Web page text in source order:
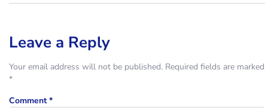
Leave a Reply
Your email address will not be published. Required fields are marked
*
Comment*